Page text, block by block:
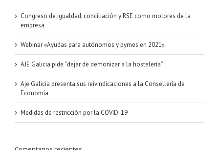
Congreso de igualdad, conciliación y RSE como motores de la
empresa
Webinar «Ayudas para autónomos y pymes en 2021»
AJE Galicia pide “dejar de demonizar a la hostelería”
Aje Galicia presenta sus reivindicaciones a la Consellería de
Economía
Medidas de restricción por la COVID-19